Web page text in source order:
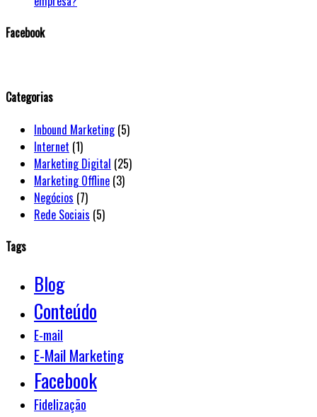
Facebook
Categorias
Inbound Marketing(5)
Internet (1)
Marketing Digital (25)
Marketing Offline (3)
Negócios (7)
Rede Sociais (5)
Tags
Blog
Conteúdo
E-mail
E-Mail Marketing
Facebook
Fidelização